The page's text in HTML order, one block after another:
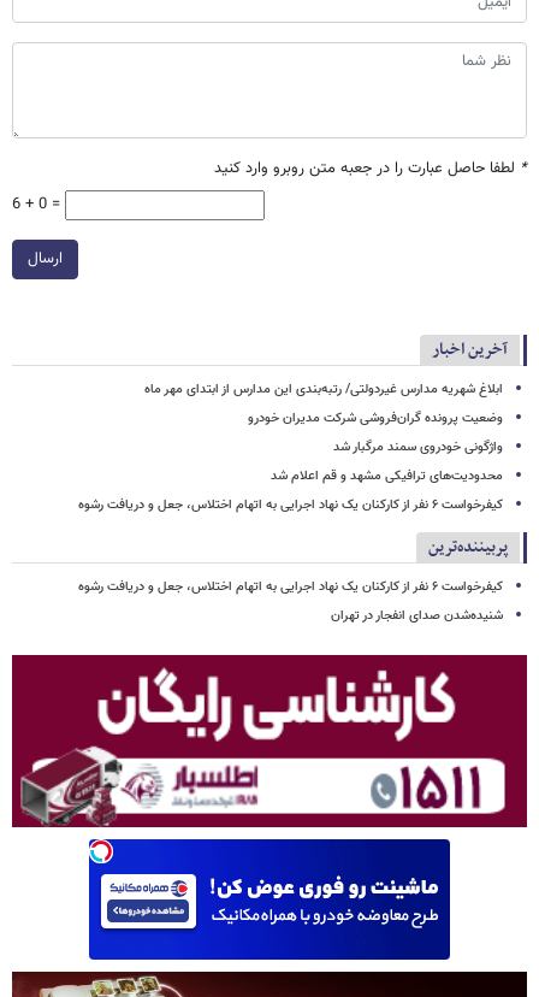
* لطفا حاصل عبارت را در جعبه متن روبرو وارد کنید
6 + 0 =
ارسال
آخرین اخبار
ابلاغ شهریه مدارس غیردولتی/ رتبه‌بندی این مدارس از ابتدای مهر ماه
وضعیت پرونده گران‌فروشی شرکت مدیران خودرو
واژگونی خودروی سمند مرگبار شد
محدودیت‌های ترافیکی مشهد و قم اعلام شد
کیفرخواست ۶ نفر از کارکنان یک نهاد اجرایی به اتهام اختلاس، جعل و دریافت رشوه
پربیننده‌ترین
کیفرخواست ۶ نفر از کارکنان یک نهاد اجرایی به اتهام اختلاس، جعل و دریافت رشوه
شنیده‌شدن صدای انفجار در تهران